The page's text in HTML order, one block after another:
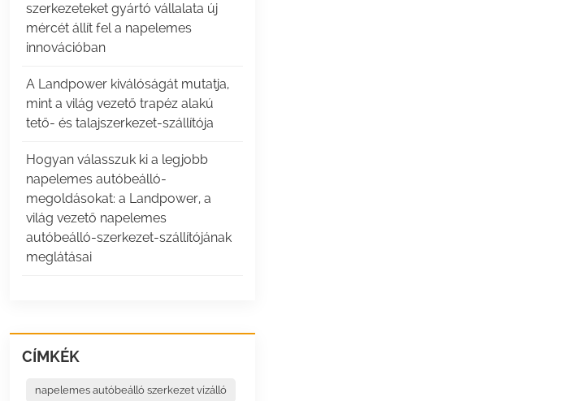
szerkezeteket gyártó vállalata új
mércét állít fel a napelemes
innovációban
A Landpower kiválóságát mutatja,
mint a világ vezető trapéz alakú
tető- és talajszerkezet-szállítója
Hogyan válasszuk ki a legjobb
napelemes autóbeálló-
megoldásokat: a Landpower, a
világ vezető napelemes
autóbeálló-szerkezet-szállítójának
meglátásai
CÍMKÉK
napelemes autóbeálló szerkezet vízálló